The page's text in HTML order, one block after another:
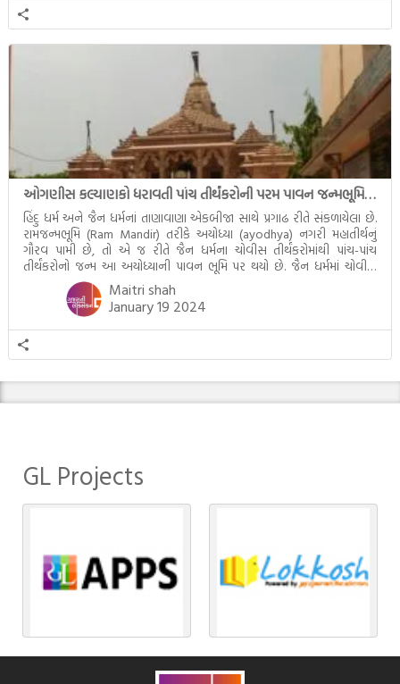
ઓગણીસ કલ્યાણકો ધરાવતી પાંચ તીર્થંકરોની પરમ પાવન જન્મભૂમિ – અયોધ્યા (Ayodhya)
હિંદુ ધર્મ અને જૈન ધર્મનાં તાણાવાણા એકબીજા સાથે પ્રગાઢ રીતે સંકળાયેલા છે.
રામજન્મભૂમિ (Ram Mandir) તરીકે અયોધ્યા (ayodhya) નગરી મહાતીર્થનું
ગૌરવ પામી છે, તો એ જ રીતે જૈન ધર્મના ચોવીસ તીર્થંકરોમાંથી પાંચ-પાંચ
તીર્થંકરોનો જન્મ આ અયોધ્યાની પાવન ભૂમિ પર થયો છે. જૈન ધર્મમાં ચોવીસ
તીર્થંકરોમાંથી પાંચ-પાંચ તીર્થંકરોનાં કલ્યાણકો અહીં આવ્યાં છે. દરેક તીર્થંકરના
જીવનની ચ્યવન(માતાના […]
Maitri shah
January 19 2024
GL Projects